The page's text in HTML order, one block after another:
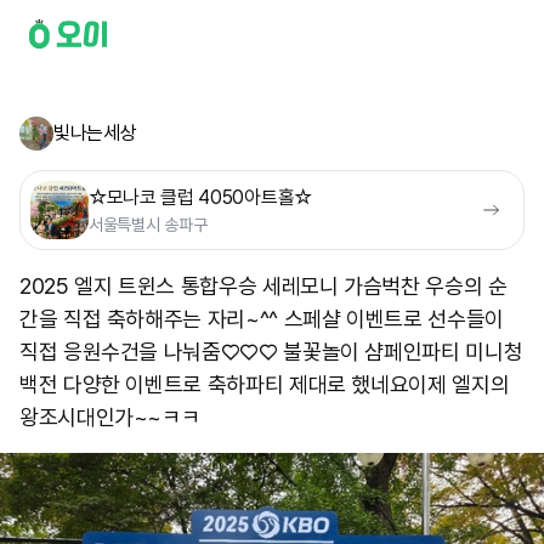
빛나는세상
☆모나코 클럽 4050아트홀☆
서울특별시 송파구
2025 엘지 트윈스 통합우승 세레모니 가슴벅찬 우승의 순
간을 직접 축하해주는 자리~^^ 스페샬 이벤트로 선수들이
직접 응원수건을 나눠줌♡♡♡ 불꽃놀이 샴페인파티 미니청
백전 다양한 이벤트로 축하파티 제대로 했네요 ​이제 엘지의
왕조시대인가~~ㅋㅋ